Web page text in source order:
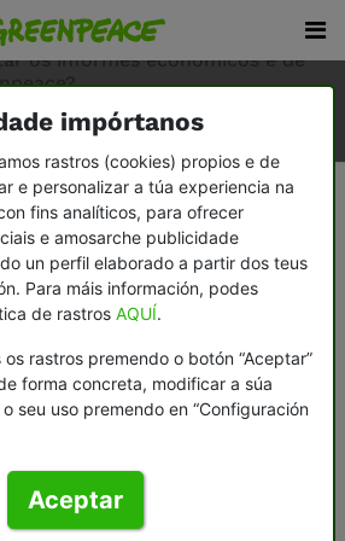
/
os informes económicos e de
os informes
de actividade de
nesta ligazón
impórtanos
rastros (cookies) propios e de
e personalizar a túa experiencia na
fins analíticos, para ofrecer
e amosarche publicidade
un perfil elaborado a partir dos teus
Para máis información, podes
de rastros AQUÍ.
rastros premendo o botón “Aceptar”
forma concreta, modificar a súa
seu uso premendo en “Configuración
Aceptar